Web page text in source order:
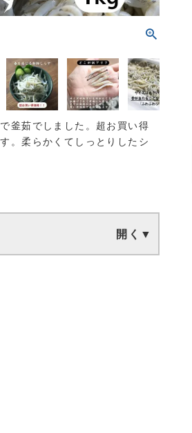
釜茹でしました。超お買い得
。柔らかくてしっとりしたシ